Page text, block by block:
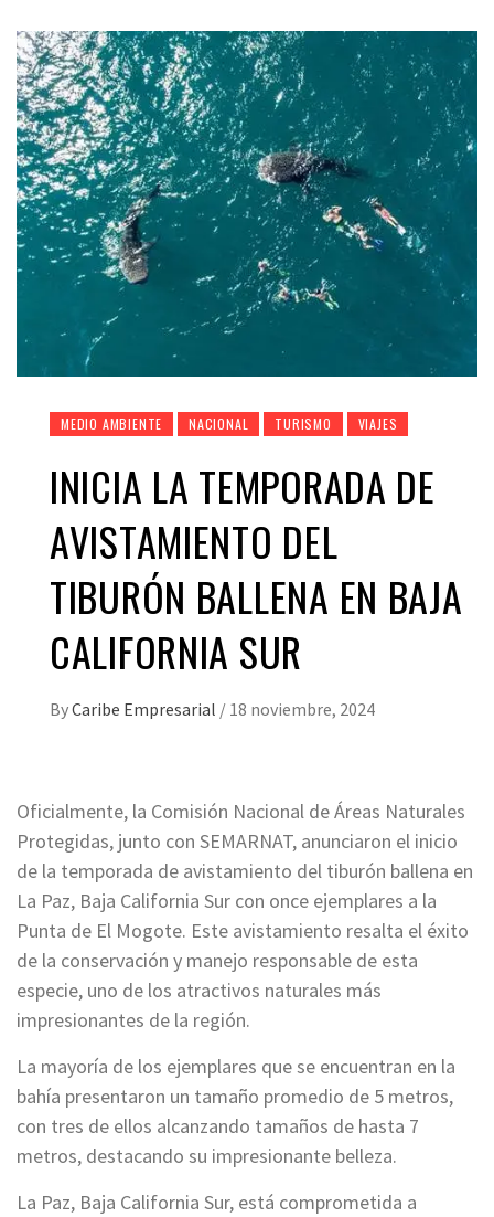
MEDIO AMBIENTE NACIONAL TURISMO VIAJES
INICIA LA TEMPORADA DE
AVISTAMIENTO DEL
TIBURÓN BALLENA EN BAJA
CALIFORNIA SUR
ByCaribe Empresarial / 18 noviembre, 2024
Oficialmente, la Comisión Nacional de Áreas Naturales
Protegidas, junto con SEMARNAT, anunciaron el inicio
de la temporada de avistamiento del tiburón ballena en
La Paz, Baja California Sur con once ejemplares a la
Punta de El Mogote. Este avistamiento resalta el éxito
de la conservación y manejo responsable de esta
especie, uno de los atractivos naturales más
impresionantes de la región.
La mayoría de los ejemplares que se encuentran en la
bahía presentaron un tamaño promedio de 5 metros,
con tres de ellos alcanzando tamaños de hasta 7
metros, destacando su impresionante belleza.
La Paz, Baja California Sur, está comprometida a